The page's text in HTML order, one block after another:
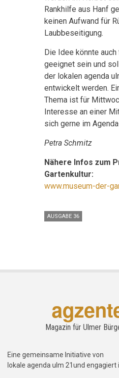
Rankhilfe aus Hanf
keinen Aufwand für
Laubbeseitigung.
Die Idee könnte
geeignet sein und
der lokalen agenda
entwickelt werden.
Thema ist für
Interesse an einer
sich gerne im
Petra Schmitz
Nähere Infos zum
Gartenkultur:
www.museum-der-
AUSGABE 36
Magazin für Ulmer
Eine gemeinsame Initiative von
lokale agenda ulm 21und engagiert